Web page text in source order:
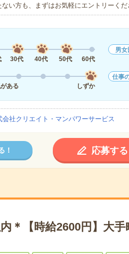
ない方も、まずはお気軽にエントリーく
30代 40代 50代 60代
男女
ある
しずか
仕事
会社クリエイト・マンパワーサービス
！ 応募する
＊【時給2600円】大